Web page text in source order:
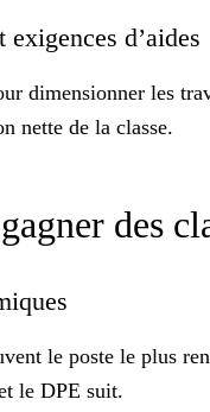
d’aides
dimensionner les
nette de la classe.
des
le poste le plus
le DPE suit.